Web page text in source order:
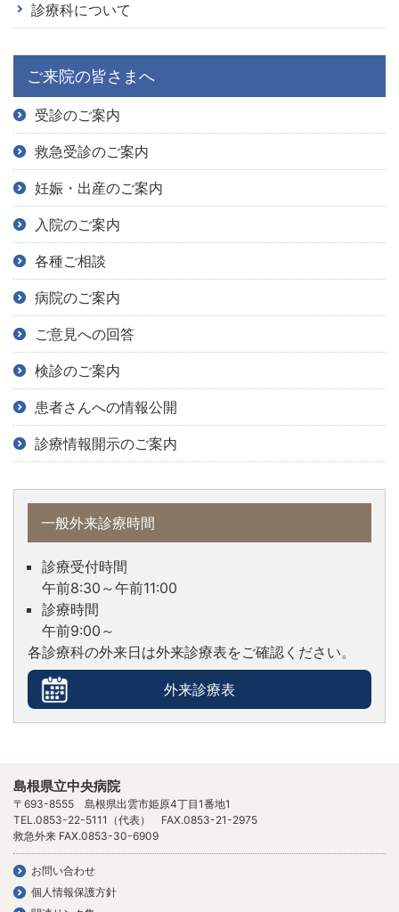
診療科について
ご来院の皆さまへ
受診のご案内
救急受診のご案内
妊娠・出産のご案内
入院のご案内
各種ご相談
病院のご案内
ご意見への回答
検診のご案内
患者さんへの情報公開
診療情報開示のご案内
一般外来診療時間
診療受付時間
午前8:30～午前11:00
診療時間
午前9:00～
各診療科の外来日は外来診療表をご確認ください。
外来診療表
島根県立中央病院
〒693-8555 島根県出雲市姫原4丁目1番地1
TEL.0853-22-5111（代表） FAX.0853-21-2975
救急外来 FAX.0853-30-6909
お問い合わせ
個人情報保護方針